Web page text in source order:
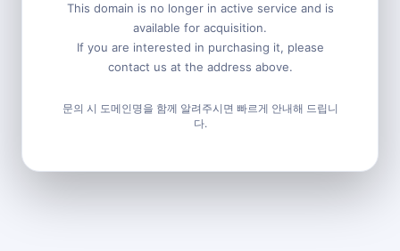
This domain is no longer in active service and is
available for acquisition.
If you are interested in purchasing it, please
contact us at the address above.
문의 시 도메인명을 함께 알려주시면 빠르게 안내해 드립니
다.